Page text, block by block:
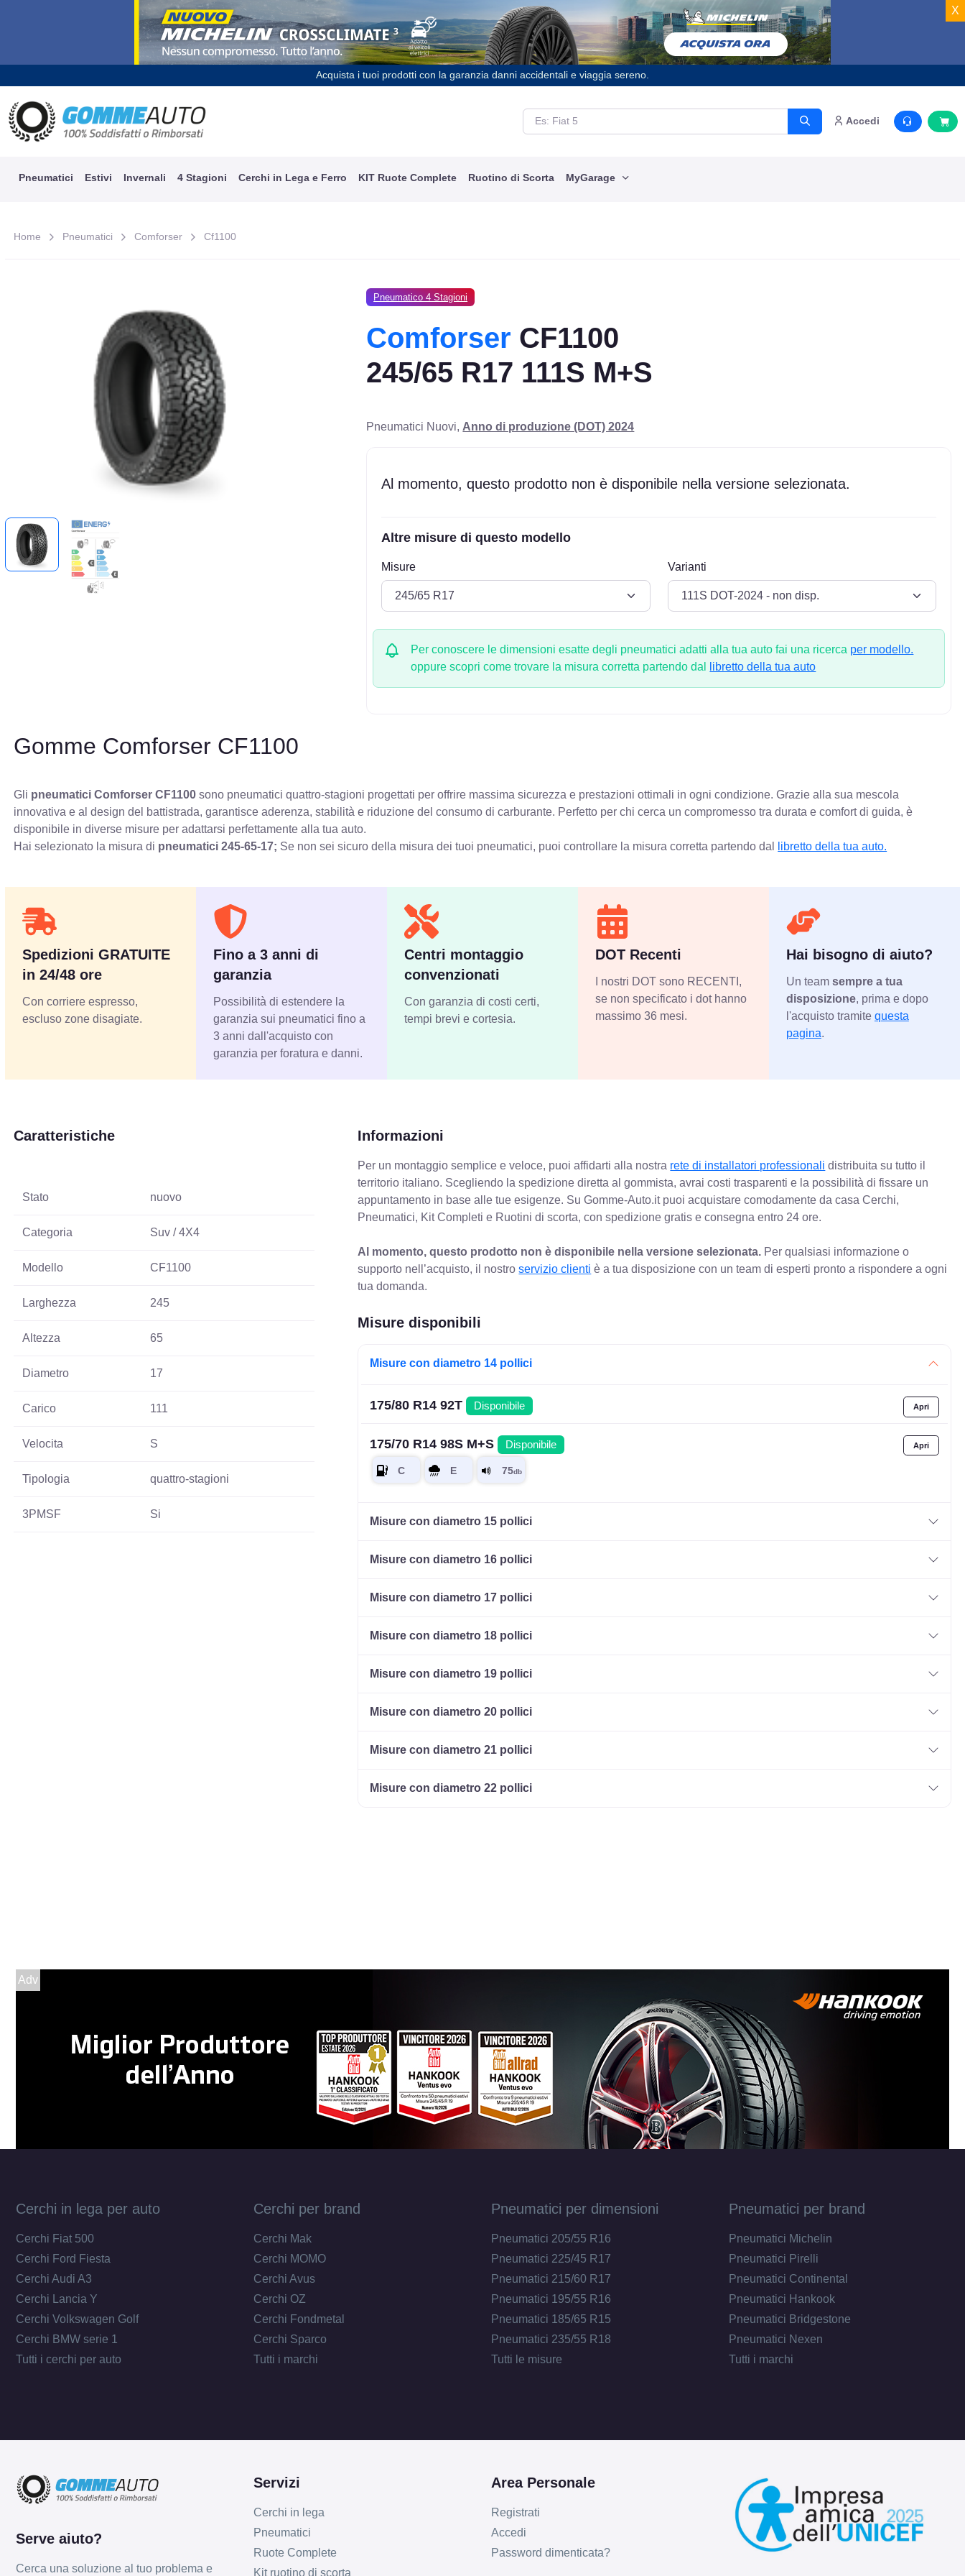
X
Acquista i tuoi prodotti con la garanzia danni accidentali e viaggia sereno.
Accedi
Pneumatici Estivi Invernali 4 Stagioni Cerchi in Lega e Ferro KIT Ruote Complete Ruotino di Scorta MyGarage
Home Pneumatici Comforser Cf1100
Pneumatico 4 Stagioni
Comforser CF1100
245/65 R17 111S M+S
Pneumatici Nuovi, Anno di produzione (DOT) 2024
Al momento, questo prodotto non è disponibile nella versione selezionata.
Altre misure di questo modello
Misure Varianti
Per conoscere le dimensioni esatte degli pneumatici adatti alla tua auto fai una ricerca per modello.
oppure scopri come trovare la misura corretta partendo dal
libretto della tua auto
Gomme Comforser CF1100
Gli pneumatici Comforser CF1100 sono pneumatici quattro-stagioni progettati per offrire massima sicurezza e prestazioni ottimali in ogni condizione. Grazie alla sua mescola
innovativa e al design del battistrada, garantisce aderenza, stabilità e riduzione del consumo di carburante. Perfetto per chi cerca un compromesso tra durata e comfort di guida, è
disponibile in diverse misure per adattarsi perfettamente alla tua auto.
Hai selezionato la misura di pneumatici245-65-17; Se non sei sicuro della misura dei tuoi pneumatici, puoi controllare la misura corretta partendo dal libretto della tua auto.
Spedizioni GRATUITE
in 24/48 ore
Con corriere espresso,
escluso zone disagiate.
Fino a 3 anni di
garanzia
Possibilità di estendere la
garanzia sui pneumatici fino a
3 anni dall'acquisto con
garanzia per foratura e danni.
Centri montaggio
convenzionati
Con garanzia di costi certi,
tempi brevi e cortesia.
DOT Recenti
I nostri DOT sono RECENTI,
se non specificato i dot hanno
massimo 36 mesi.
Hai bisogno di aiuto?
Un team sempre a tua
disposizione, prima e dopo
l'acquisto tramite questa
pagina.
Caratteristiche
Stato nuovo
Categoria Suv / 4X4
Modello CF1100
Larghezza 245
Altezza 65
Diametro 17
Carico 111
Velocita S
Tipologia quattro-stagioni
3PMSF Si
Informazioni
Per un montaggio semplice e veloce, puoi affidarti alla nostra rete di installatori professionali distribuita su tutto il
territorio italiano. Scegliendo la spedizione diretta al gommista, avrai costi trasparenti e la possibilità di fissare un
appuntamento in base alle tue esigenze. Su Gomme-Auto.it puoi acquistare comodamente da casa Cerchi,
Pneumatici, Kit Completi e Ruotini di scorta, con spedizione gratis e consegna entro 24 ore.
Al momento, questo prodotto non è disponibile nella versione selezionata. Per qualsiasi informazione o
supporto nell’acquisto, il nostroservizio clienti è a tua disposizione con un team di esperti pronto a rispondere a ogni
tua domanda.
Misure disponibili
Misure con diametro 14 pollici
175/80 R14 92T Disponibile
175/70 R14 98S M+S Disponibile
Misure con diametro 15 pollici
Misure con diametro 16 pollici
Misure con diametro 17 pollici
Misure con diametro 18 pollici
Misure con diametro 19 pollici
Misure con diametro 20 pollici
Misure con diametro 21 pollici
Misure con diametro 22 pollici
Adv
Cerchi in lega per auto
Cerchi Fiat 500
Cerchi Ford Fiesta
Cerchi Audi A3
Cerchi Lancia Y
Cerchi Volkswagen Golf
Cerchi BMW serie 1
Tutti i cerchi per auto
Cerchi per brand
Cerchi Mak
Cerchi MOMO
Cerchi Avus
Cerchi OZ
Cerchi Fondmetal
Cerchi Sparco
Tutti i marchi
Pneumatici per dimensioni
Pneumatici 205/55 R16
Pneumatici 225/45 R17
Pneumatici 215/60 R17
Pneumatici 195/55 R16
Pneumatici 185/65 R15
Pneumatici 235/55 R18
Tutti le misure
Pneumatici per brand
Pneumatici Michelin
Pneumatici Pirelli
Pneumatici Continental
Pneumatici Hankook
Pneumatici Bridgestone
Pneumatici Nexen
Tutti i marchi
Serve aiuto?
Cerca una soluzione al tuo problema e
Servizi
Cerchi in lega
Pneumatici
Ruote Complete
Kit ruotino di scorta
Area Personale
Registrati
Accedi
Password dimenticata?